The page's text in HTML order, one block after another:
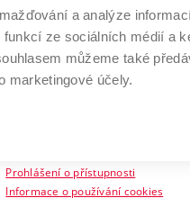
VYSOKÉ UČENÍ
Antonínská 548/1
602 00 Brno
Prohlášení o přístupnosti
Informace o používání cookies
a analýze
ze sociálních médií a
můžeme také
marketingové účely.